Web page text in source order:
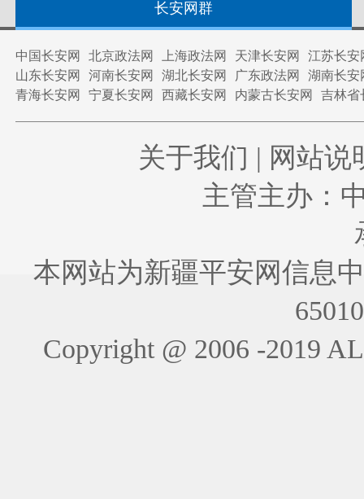
长安网群
中国长安网 北京政法网 上海政法网 天津长安网
江苏长安
山东长安网
河南长安网 湖北长安网 广东政法网
湖南长安
青海长安网
宁夏长安网 西藏长安网 内蒙古长安网 吉林省
关于我们 | 网站说
主管主办：
本网站为新疆平安网信息
Copyright @ 2006 -2019